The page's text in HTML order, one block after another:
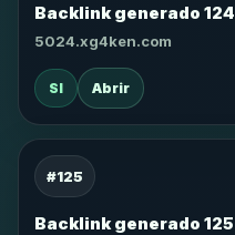
Backlink generado 124
5024.xg4ken.com
SI Abrir
#125
Backlink generado 125